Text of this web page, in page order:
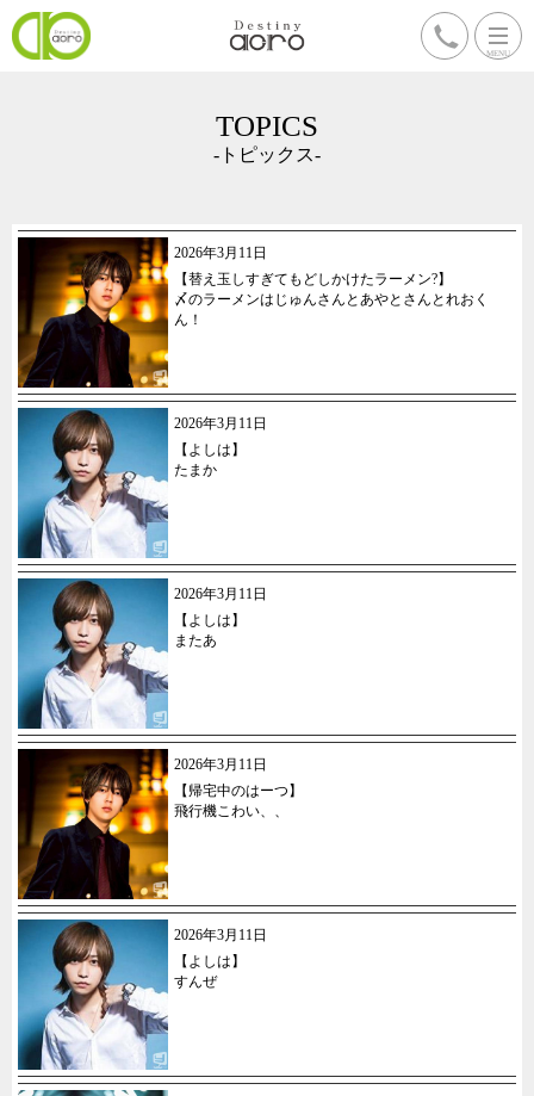
TOPICS
-トピックス-
2026年3月11日
【替え玉しすぎてもどしかけたラーメン?】
〆のラーメンはじゅんさんとあやとさんとれおく
ん！
2026年3月11日
【よしは】
たまか
2026年3月11日
【よしは】
またあ
2026年3月11日
【帰宅中のはーつ】
飛行機こわい、、
2026年3月11日
【よしは】
すんぜ